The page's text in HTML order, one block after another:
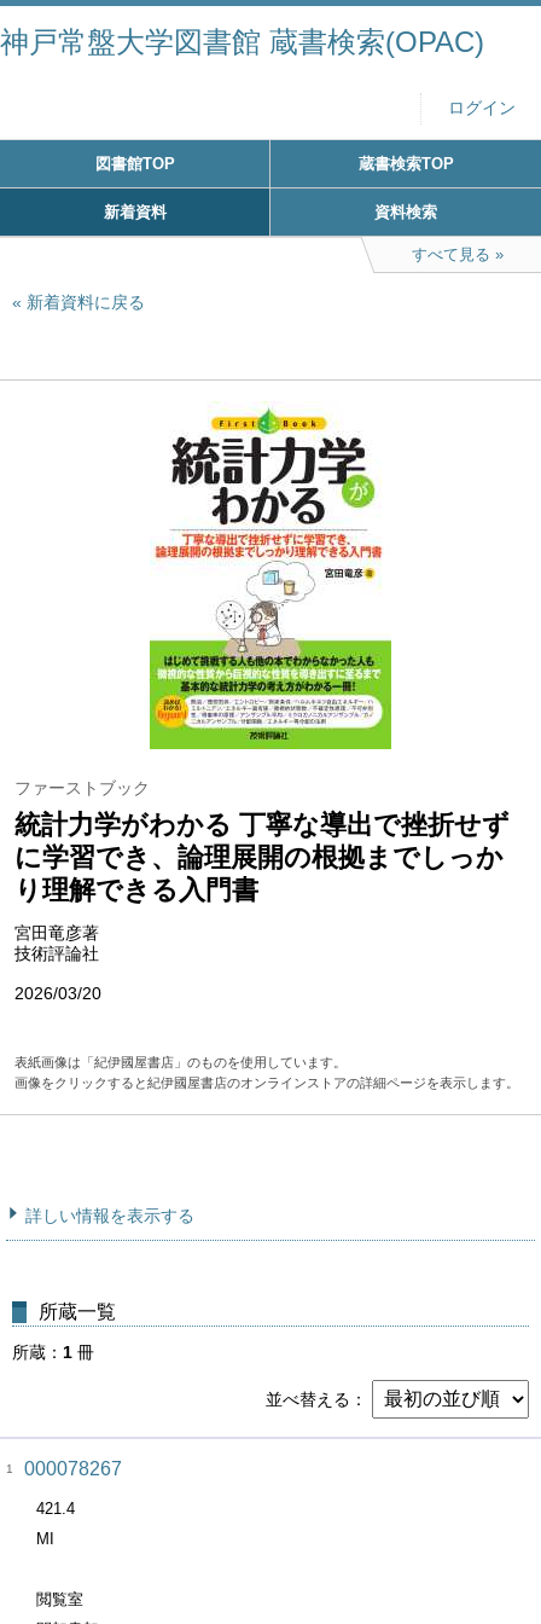
神戸常盤大学図書館 蔵書検索(OPAC)
ログイン
図書館TOP 蔵書検索TOP
新着資料 資料検索
すべて見る
新着資料に戻る
ファーストブック
統計力学がわかる 丁寧な導出で挫折せず
に学習でき、論理展開の根拠までしっか
り理解できる入門書
宮田竜彦著
技術評論社
2026/03/20
表紙画像は「紀伊國屋書店」のものを使用しています。
画像をクリックすると紀伊國屋書店のオンラインストアの詳細ページを表示します。
詳しい情報を表示する
所蔵一覧
所蔵 1 冊
並べ替える
1 000078267
421.4
MI
閲覧室